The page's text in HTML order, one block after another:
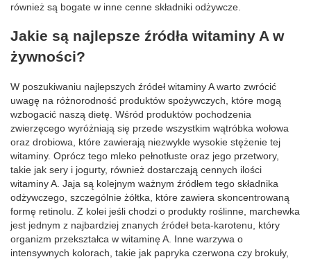
również są bogate w inne cenne składniki odżywcze.
Jakie są najlepsze źródła witaminy A w
żywności?
W poszukiwaniu najlepszych źródeł witaminy A warto zwrócić
uwagę na różnorodność produktów spożywczych, które mogą
wzbogacić naszą dietę. Wśród produktów pochodzenia
zwierzęcego wyróżniają się przede wszystkim wątróbka wołowa
oraz drobiowa, które zawierają niezwykle wysokie stężenie tej
witaminy. Oprócz tego mleko pełnotłuste oraz jego przetwory,
takie jak sery i jogurty, również dostarczają cennych ilości
witaminy A. Jaja są kolejnym ważnym źródłem tego składnika
odżywczego, szczególnie żółtka, które zawiera skoncentrowaną
formę retinolu. Z kolei jeśli chodzi o produkty roślinne, marchewka
jest jednym z najbardziej znanych źródeł beta-karotenu, który
organizm przekształca w witaminę A. Inne warzywa o
intensywnych kolorach, takie jak papryka czerwona czy brokuły,